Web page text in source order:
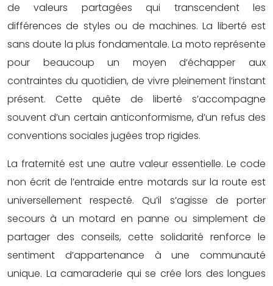
de valeurs partagées qui transcendent les
différences de styles ou de machines. La liberté est
sans doute la plus fondamentale. La moto représente
pour beaucoup un moyen d’échapper aux
contraintes du quotidien, de vivre pleinement l’instant
présent. Cette quête de liberté s’accompagne
souvent d’un certain anticonformisme, d’un refus des
conventions sociales jugées trop rigides.
La fraternité est une autre valeur essentielle. Le code
non écrit de l’entraide entre motards sur la route est
universellement respecté. Qu’il s’agisse de porter
secours à un motard en panne ou simplement de
partager des conseils, cette solidarité renforce le
sentiment d’appartenance à une communauté
unique. La camaraderie qui se crée lors des longues